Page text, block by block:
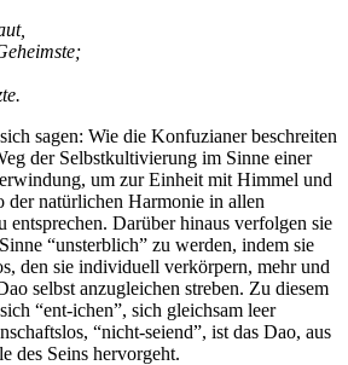
sagen: Wie die Konfuzianer beschreiten
der Selbstkultivierung im Sinne einer
um zur Einheit mit Himmel und
der natürlichen Harmonie in allen
entsprechen. Darüber hinaus verfolgen sie
“unsterblich” zu werden, indem sie
den sie individuell verkörpern, mehr und
selbst anzugleichen streben. Zu diesem
“ent-ichen”, sich gleichsam leer
“nicht-seiend”, ist das Dao, aus
des Seins hervorgeht.